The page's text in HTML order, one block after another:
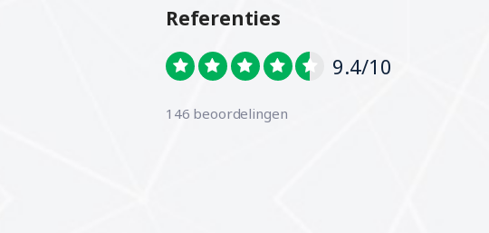
Referenties
9.4/10
146 beoordelingen